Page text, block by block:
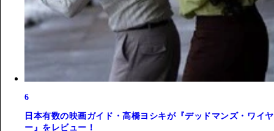
6
日本有数の映画ガイド・高橋ヨシキが『デッドマンズ・ワイヤ
ー』をレビュー！